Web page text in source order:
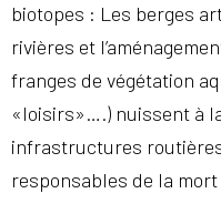
biotopes : Les berges
rivières et
franges de végétation
«loisirs»….) nuissent à
infrastructures
responsables de la